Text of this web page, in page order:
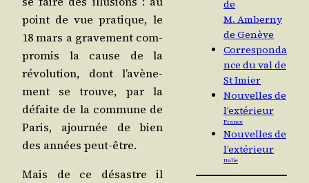
point de vue pra­tique, le
18 mars a gra­ve­ment com­
pro­mis la cause de la
révo­lu­tion, dont l’a­vè­ne­
ment se trouve, par la
défaite de la com­mune de
Paris, ajour­née de bien
des années peut-être.
Mais de ce désastre il
de
M. Amberny
de Genève
Corresponda
nce du val de
St Imier
Nouvelles de
l’extérieur
France
Nouvelles de
l’extérieur
Italie